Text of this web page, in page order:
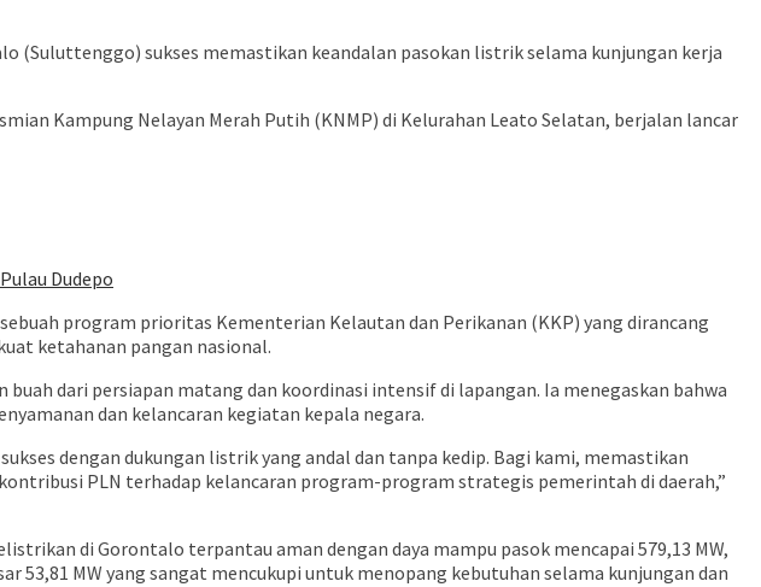
(Suluttenggo) sukses memastikan keandalan pasokan listrik selama kunjungan kerja
Kampung Nelayan Merah Putih (KNMP) di Kelurahan Leato Selatan, berjalan lancar
Dudepo
program prioritas Kementerian Kelautan dan Perikanan (KKP) yang dirancang
ketahanan pangan nasional.
dari persiapan matang dan koordinasi intensif di lapangan. Ia menegaskan bahwa
dan kelancaran kegiatan kepala negara.
dengan dukungan listrik yang andal dan tanpa kedip. Bagi kami, memastikan
PLN terhadap kelancaran program-program strategis pemerintah di daerah,”
di Gorontalo terpantau aman dengan daya mampu pasok mencapai 579,13 MW,
53,81 MW yang sangat mencukupi untuk menopang kebutuhan selama kunjungan dan